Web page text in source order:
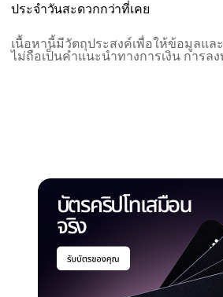
ประจำวันสะดวกกว่าที่เคย
เนื้อหานี้มีวัตถุประสงค์เพื่อให้ข้อมูลแล
ไม่ถือเป็นคำแนะนำทางการเงิน การล